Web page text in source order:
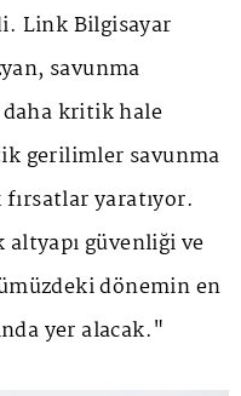
Link Bilgisayar
savunma
daha kritik hale
gerilimler savunma
yaratıyor.
güvenliği ve
dönemin en
yer alacak."